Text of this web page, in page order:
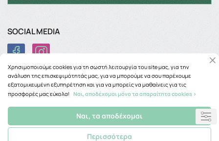
SOCIAL MEDIA
Copyright © 2026 phancy.gr
Χρησιμοποιούμε cookies για τη σωστή λειτουργία του site μας, για την
ανάλυση της επισκεψιμότητάς μας, για να μπορούμε να σου παρέχουμε
εξατομικευμένη εξυπηρέτηση και για να μπορείς να μαθαίνεις για τις
προσφορές μας εύκολα! Ναι, αποδέχομαι μόνο τα απαραίτητα cookies >
Ναι, τα αποδέχομαι
Περισσότερα